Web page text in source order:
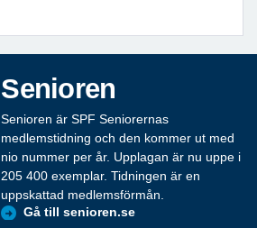
Senioren
Senioren är SPF Seniorernas
medlemstidning och den kommer ut med
nio nummer per år. Upplagan är nu uppe i
205 400 exemplar. Tidningen är en
uppskattad medlemsförmån.
Gå till senioren.se